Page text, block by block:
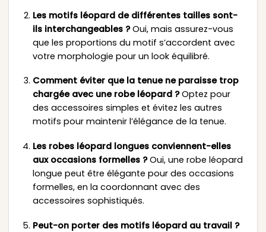
Les motifs léopard de différentes tailles sont-
ils interchangeables ?Oui, mais assurez-vous
que les proportions du motif s’accordent avec
votre morphologie pour un look équilibré.
Comment éviter que la tenue ne paraisse trop
chargée avec une robe léopard ?Optez pour
des accessoires simples et évitez les autres
motifs pour maintenir l’élégance de la tenue.
Les robes léopard longues conviennent-elles
aux occasions formelles ?Oui, une robe léopard
longue peut être élégante pour des occasions
formelles, en la coordonnant avec des
accessoires sophistiqués.
Peut-on porter des motifs léopard au travail ?